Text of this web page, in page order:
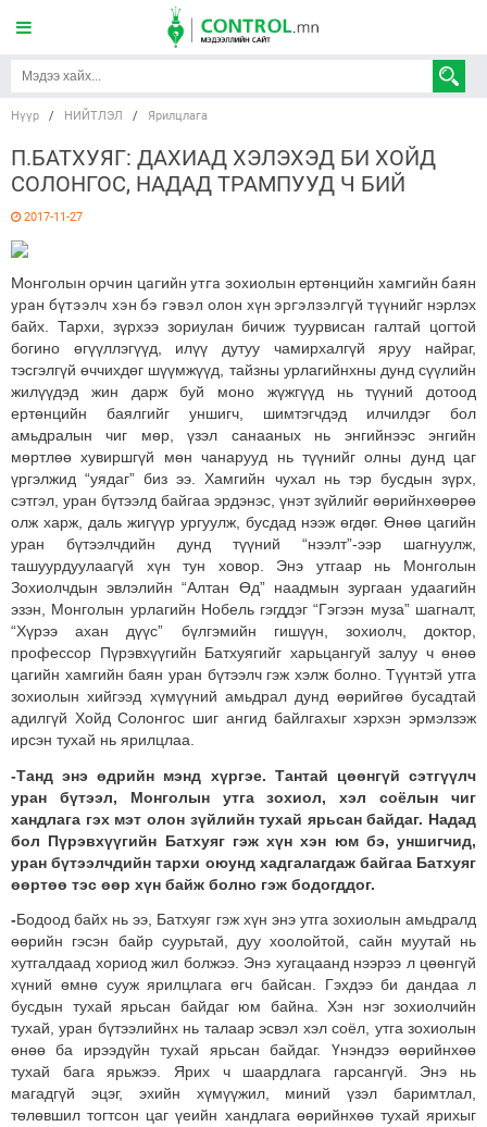
Нүүр / НИЙТЛЭЛ / Ярилцлага
П.БАТХУЯГ: ДАХИАД ХЭЛЭХЭД БИ ХОЙД
СОЛОНГОС, НАДАД ТРАМПУУД Ч БИЙ
2017-11-27
Монголын орчин цагийн утга зохиолын ертөнцийн хамгийн баян
уран бүтээлч хэн бэ гэвэл олон хүн эргэлзэлгүй түүнийг нэрлэх
байх. Тархи, зүрхээ зориулан бичиж туурвисан галтай цогтой
богино өгүүллэгүүд, илүү дутуу чамирхалгүй яруу найраг,
тэсгэлгүй өччихдөг шүүмжүүд, тайзны урлагийнхны дунд сүүлийн
жилүүдэд жин дарж буй моно жүжгүүд нь түүний дотоод
ертөнцийн баялгийг уншигч, шимтэгчдэд илчилдэг бол
амьдралын чиг мөр, үзэл санааных нь энгийнээс энгийн
мөртлөө хувиршгүй мөн чанарууд нь түүнийг олны дунд цаг
үргэлжид “уядаг” биз ээ. Хамгийн чухал нь тэр бусдын зүрх,
сэтгэл, уран бүтээлд байгаа эрдэнэс, үнэт зүйлийг өөрийнхөөрөө
олж харж, даль жигүүр ургуулж, бусдад нээж өгдөг. Өнөө цагийн
уран бүтээлчдийн дунд түүний “нээлт”-ээр шагнуулж,
ташуурдуулаагүй хүн тун ховор. Энэ утгаар нь Монголын
Зохиолчдын эвлэлийн “Алтан Өд” наадмын зургаан удаагийн
эзэн, Монголын урлагийн Нобель гэгддэг “Гэгээн муза” шагналт,
“Хүрээ ахан дүүс” бүлгэмийн гишүүн, зохиолч, доктор,
профессор Пүрэвхүүгийн Батхуягийг харьцангуй залуу ч өнөө
цагийн хамгийн баян уран бүтээлч гэж хэлж болно. Түүнтэй утга
зохиолын хийгээд хүмүүний амьдрал дунд өөрийгөө бусадтай
адилгүй Хойд Солонгос шиг ангид байлгахыг хэрхэн эрмэлзэж
ирсэн тухай нь ярилцлаа.
-Танд энэ өдрийн мэнд хүргэе. Тантай цөөнгүй сэтгүүлч
уран бүтээл, Монголын утга зохиол, хэл соёлын чиг
хандлага гэх мэт олон зүйлийн тухай ярьсан байдаг. Надад
бол Пүрэвхүүгийн Батхуяг гэж хүн хэн юм бэ, уншигчид,
уран бүтээлчдийн тархи оюунд хадгалагдаж байгаа Батхуяг
өөртөө тэс өөр хүн байж болно гэж бодогддог.
-Бодоод байх нь ээ, Батхуяг гэж хүн энэ утга зохиолын амьдралд
өөрийн гэсэн байр суурьтай, дуу хоолойтой, сайн муутай нь
хутгалдаад хориод жил болжээ. Энэ хугацаанд нээрээ л цөөнгүй
хүний өмнө сууж ярилцлага өгч байсан. Гэхдээ би дандаа л
бусдын тухай ярьсан байдаг юм байна. Хэн нэг зохиолчийн
тухай, уран бүтээлийнх нь талаар эсвэл хэл соёл, утга зохиолын
өнөө ба ирээдүйн тухай ярьсан байдаг. Үнэндээ өөрийнхөө
тухай бага ярьжээ. Ярих ч шаардлага гарсангүй. Энэ нь
магадгүй эцэг, эхийн хүмүүжил, миний үзэл баримтлал,
төлөвшил тогтсон цаг үеийн хандлага өөрийнхөө тухай ярихыг